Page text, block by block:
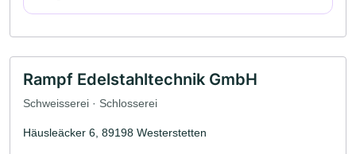
Rampf Edelstahltechnik GmbH
Schweisserei · Schlosserei
Häusleäcker 6, 89198 Westerstetten